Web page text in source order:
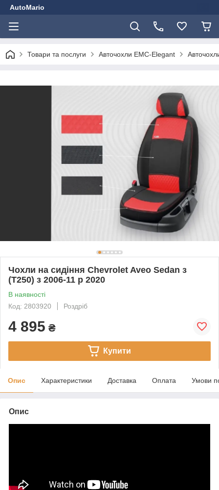
AutoMario
Товари та послуги Авточохли EMC-Elegant
Чохли на сидіння Chevrolet Aveo Sedan з
(T250) з 2006-11 р 2020
В наявності
Код: 2803920
Роздріб
4 895 ₴
Купити
Опис Характеристики Доставка Оплата Умови
Опис